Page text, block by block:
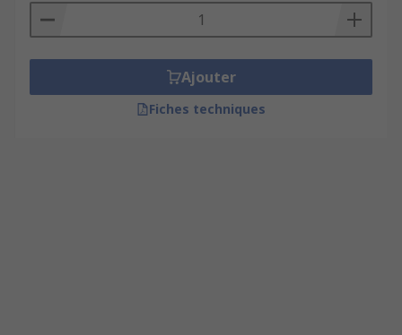
Ajouter
Fiches techniques